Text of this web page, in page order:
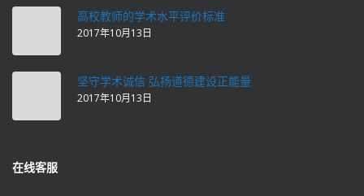
高校教师的学术水平评价标准
2017年10月13日
坚守学术诚信 弘扬道德建设正能量
2017年10月13日
在线客服